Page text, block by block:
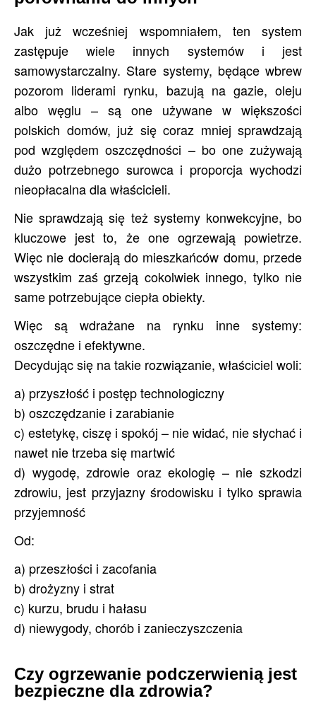
Jak już wcześniej wspomniałem, ten system
zastępuje wiele innych systemów i jest
samowystarczalny. Stare systemy, będące wbrew
pozorom liderami rynku, bazują na gazie, oleju
albo węglu – są one używane w większości
polskich domów, już się coraz mniej sprawdzają
pod względem oszczędności – bo one zużywają
dużo potrzebnego surowca i proporcja wychodzi
nieopłacalna dla właścicieli.
Nie sprawdzają się też systemy konwekcyjne, bo
kluczowe jest to, że one ogrzewają powietrze.
Więc nie docierają do mieszkańców domu, przede
wszystkim zaś grzeją cokolwiek innego, tylko nie
same potrzebujące ciepła obiekty.
Więc są wdrażane na rynku inne systemy:
oszczędne i efektywne.
Decydując się na takie rozwiązanie, właściciel woli:
a) przyszłość i postęp technologiczny
b) oszczędzanie i zarabianie
c) estetykę, ciszę i spokój – nie widać, nie słychać i
nawet nie trzeba się martwić
d) wygodę, zdrowie oraz ekologię – nie szkodzi
zdrowiu, jest przyjazny środowisku i tylko sprawia
przyjemność
Od:
a) przeszłości i zacofania
b) drożyzny i strat
c) kurzu, brudu i hałasu
d) niewygody, chorób i zanieczyszczenia
Czy ogrzewanie podczerwienią jest
bezpieczne dla zdrowia?